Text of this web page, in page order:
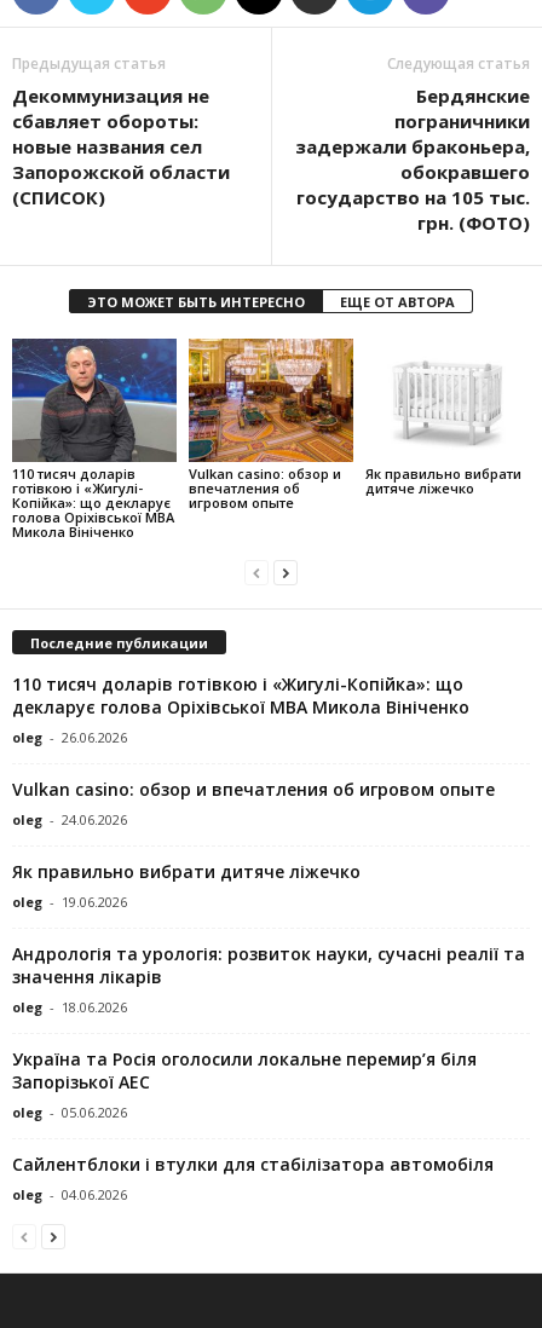
Предыдущая статья
Декоммунизация не
сбавляет обороты:
новые названия сел
Запорожской области
(СПИСОК)
Следующая статья
Бердянские
пограничники
задержали браконьера,
обокравшего
государство на 105 тыс.
грн. (ФОТО)
ЭТО МОЖЕТ БЫТЬ ИНТЕРЕСНО ЕЩЕ ОТ АВТОРА
110 тисяч доларів
готівкою і «Жигулі-
Копійка»: що декларує
голова Оріхівської МВА
Микола Вініченко
Vulkan casino: обзор и
впечатления об
игровом опыте
Як правильно вибрати
дитяче ліжечко
Последние публикации
110 тисяч доларів готівкою і «Жигулі-Копійка»: що
декларує голова Оріхівської МВА Микола Вініченко
oleg - 26.06.2026
Vulkan casino: обзор и впечатления об игровом опыте
oleg - 24.06.2026
Як правильно вибрати дитяче ліжечко
oleg - 19.06.2026
Андрологія та урологія: розвиток науки, сучасні реалії та
значення лікарів
oleg - 18.06.2026
Україна та Росія оголосили локальне перемир’я біля
Запорізької АЕС
oleg - 05.06.2026
Сайлентблоки і втулки для стабілізатора автомобіля
oleg - 04.06.2026